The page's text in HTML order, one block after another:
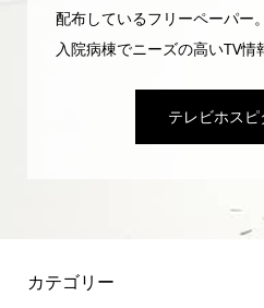
配布しているフリーペーパー。
入院病棟でニーズの高いTV情
テレビホスピ
カテゴリー